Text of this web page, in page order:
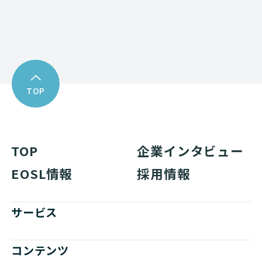
TOP
TOP
企業インタビュー
EOSL情報
採用情報
サービス
コンテンツ